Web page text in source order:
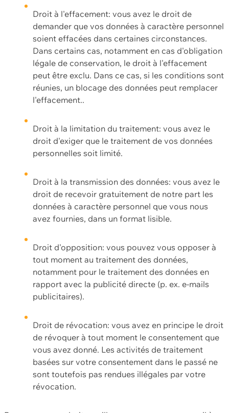
Droit à l'effacement: vous avez le droit de
demander que vos données à caractère personnel
soient effacées dans certaines circonstances.
Dans certains cas, notamment en cas d'obligation
légale de conservation, le droit à l'effacement
peut être exclu. Dans ce cas, si les conditions sont
réunies, un blocage des données peut remplacer
l'effacement..
Droit à la limitation du traitement: vous avez le
droit d'exiger que le traitement de vos données
personnelles soit limité.
Droit à la transmission des données: vous avez le
droit de recevoir gratuitement de notre part les
données à caractère personnel que vous nous
avez fournies, dans un format lisible.
Droit d'opposition: vous pouvez vous opposer à
tout moment au traitement des données,
notamment pour le traitement des données en
rapport avec la publicité directe (p. ex. e-mails
publicitaires).
Droit de révocation: vous avez en principe le droit
de révoquer à tout moment le consentement que
vous avez donné. Les activités de traitement
basées sur votre consentement dans le passé ne
sont toutefois pas rendues illégales par votre
révocation.